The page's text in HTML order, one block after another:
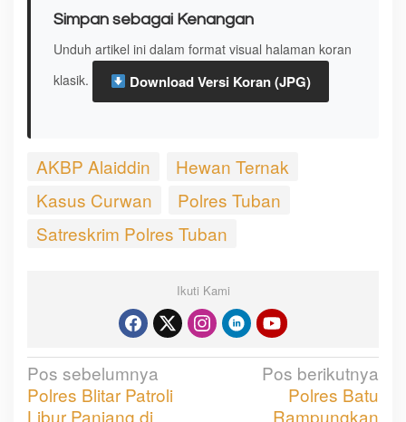
Simpan sebagai Kenangan
Unduh artikel ini dalam format visual halaman koran
klasik.
Download Versi Koran (JPG)
AKBP Alaiddin
Hewan Ternak
Kasus Curwan
Polres Tuban
Satreskrim Polres Tuban
Ikuti Kami
N
a
Pos sebelumnya
Polres Blitar Patroli
Libur Panjang di
Pos berikutnya
Polres Batu
Rampungkan